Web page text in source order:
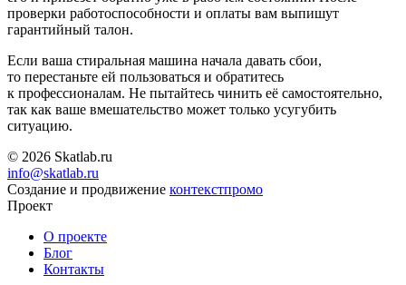
проверки работоспособности и оплаты вам выпишут
гарантийный талон.
Если ваша стиральная машина начала давать сбои,
то перестаньте ей пользоваться и обратитесь
к профессионалам. Не пытайтесь чинить её самостоятельно,
так как ваше вмешательство может только усугубить
ситуацию.
© 2026 Skatlab.ru
info@skatlab.ru
Создание и продвижение контекстпромо
Проект
О проекте
Блог
Контакты